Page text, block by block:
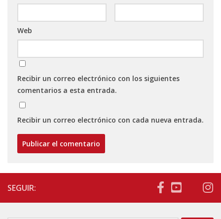
Web
Recibir un correo electrónico con los siguientes
comentarios a esta entrada.
Recibir un correo electrónico con cada nueva entrada.
SEGUIR: